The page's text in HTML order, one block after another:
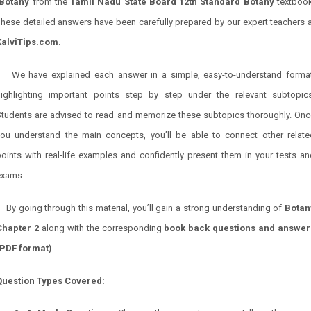
detailed answers have been carefully prepared by our expert teachers
.
We have explained each answer in a simple, easy-to-understand
important points step by step under the relevant
are advised to read and memorize these subtopics thoroughly.
understand the main concepts, you’ll be able to connect other
with real-life examples and confidently present them in your tests
By going through this material, you’ll gain a strong understanding of
2along with the corresponding book back questions and
format).
Types Covered: